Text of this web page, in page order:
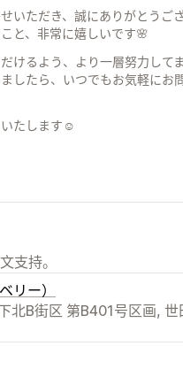
いただき、誠にありがとうござ
と、非常に嬉しいです🌸
けるよう、より一層努力して
したら、いつでもお気軽にお
たします☺️
支持。
リー）
北B街区 第B401号区画,